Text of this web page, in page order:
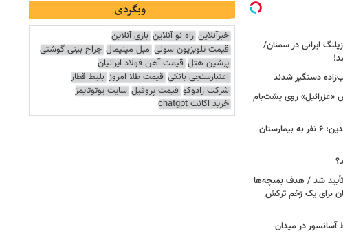
ایرانی در سمنان/
دستگیر شدند
با لباس «عزرائیل» روی پشت‌بام
حادثه هولناک در پاساژ علاءالدین؛ ۶ نفر به بیمارستان
تأیید شد / هدف بمبچه‌ها
بودند / ۴ ماه زمان برای یک زخم ترکش
در میدان
وبگردی
خبرآنلاین راه نو آنلاین بازی آنلاین
قیمت تلویزیون سونی مبل مینیمال جراح بینی گوشتی
پرشین هتل قیمت آهن فولاد ایرانیان
اعتبارسنجی بانکی قیمت طلا امروز بلیط قطار
شرکت رادوکو قیمت پروفیل سایت یوتوتایمز
خرید اکانت chatgpt